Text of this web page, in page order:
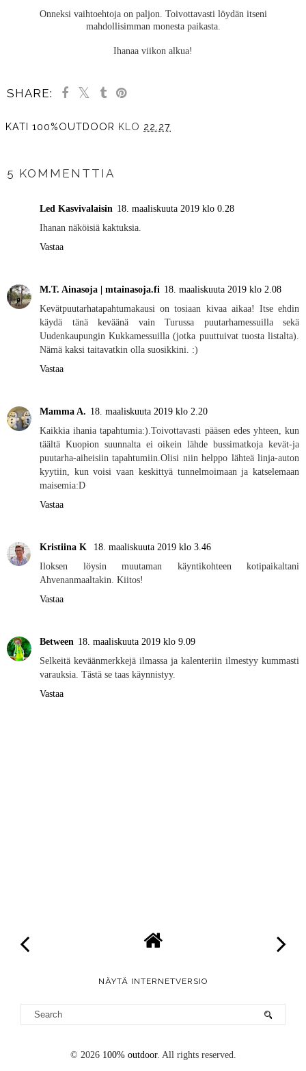
Onneksi vaihtoehtoja on paljon. Toivottavasti löydän itseni
mahdollisimman monesta paikasta.
Ihanaa viikon alkua!
SHARE:
KATI 100%OUTDOOR KLO 22.27
5 KOMMENTTIA
Led Kasvivalaisin 18. maaliskuuta 2019 klo 0.28
Ihanan näköisiä kaktuksia.
Vastaa
M.T. Ainasoja | mtainasoja.fi 18. maaliskuuta 2019 klo 2.08
Kevätpuutarhatapahtumakausi on tosiaan kivaa aikaa! Itse ehdin
käydä tänä keväänä vain Turussa puutarhamessuilla sekä
Uudenkaupungin Kukkamessuilla (jotka puuttuivat tuosta listalta).
Nämä kaksi taitavatkin olla suosikkini. :)
Vastaa
Mamma A. 18. maaliskuuta 2019 klo 2.20
Kaikkia ihania tapahtumia:).Toivottavasti pääsen edes yhteen, kun
täältä Kuopion suunnalta ei oikein lähde bussimatkoja kevät-ja
puutarha-aiheisiin tapahtumiin.Olisi niin helppo lähteä linja-auton
kyytiin, kun voisi vaan keskittyä tunnelmoimaan ja katselemaan
maisemia:D
Vastaa
Kristiina K
18. maaliskuuta 2019 klo 3.46
Iloksen löysin muutaman käyntikohteen kotipaikaltani
Ahvenanmaaltakin. Kiitos!
Vastaa
Between 18. maaliskuuta 2019 klo 9.09
Selkeitä keväänmerkkejä ilmassa ja kalenteriin ilmestyy kummasti
varauksia. Tästä se taas käynnistyy.
Vastaa
NÄYTÄ INTERNETVERSIO
© 2026 100% outdoor. All rights reserved.